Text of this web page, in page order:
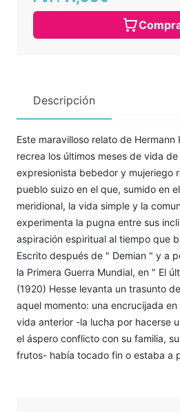
Descripción
Este maravilloso relato de Hermann
recrea los últimos meses de vida
expresionista bebedor y mujeriego
pueblo suizo en el que, sumido en
meridional, la vida simple y la
experimenta la pugna entre sus
aspiración espiritual al tiempo que
Escrito después de " Demian " y a
la Primera Guerra Mundial, en " El
(1920) Hesse levanta un trasunto
aquel momento: una encrucijada
vida anterior -la lucha por hacerse
el áspero conflicto con su familia,
frutos- había tocado fin o estaba a